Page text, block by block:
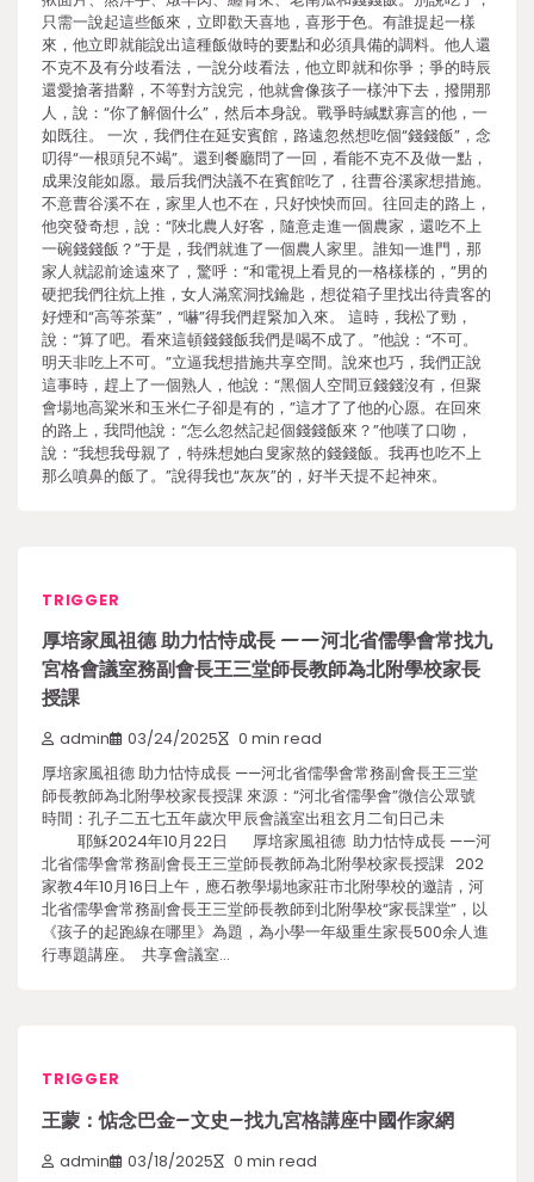
只需一說起這些飯來，立即歡天喜地，喜形于色。有誰提起一樣
來，他立即就能說出這種飯做時的要點和必須具備的調料。他人還
不克不及有分歧看法，一說分歧看法，他立即就和你爭；爭的時辰
還愛搶著措辭，不等對方說完，他就會像孩子一樣沖下去，撥開那
人，說：“你了解個什么”，然后本身說。戰爭時緘默寡言的他，一
如既往。 一次，我們住在延安賓館，路遠忽然想吃個“錢錢飯”，念
叨得“一根頭兒不竭”。還到餐廳問了一回，看能不克不及做一點，
成果沒能如愿。最后我們決議不在賓館吃了，往曹谷溪家想措施。
不意曹谷溪不在，家里人也不在，只好怏怏而回。往回走的路上，
他突發奇想，說：“陜北農人好客，隨意走進一個農家，還吃不上
一碗錢錢飯？”于是，我們就進了一個農人家里。誰知一進門，那
家人就認前途遠來了，驚呼：“和電視上看見的一格樣樣的，”男的
硬把我們往炕上推，女人滿窯洞找鑰匙，想從箱子里找出待貴客的
好煙和“高等茶葉”，“嚇”得我們趕緊加入來。 這時，我松了勁，
說：“算了吧。看來這頓錢錢飯我們是喝不成了。”他說：“不可。
明天非吃上不可。”立逼我想措施共享空間。說來也巧，我們正說
這事時，趕上了一個熟人，他說：“黑個人空間豆錢錢沒有，但聚
會場地高粱米和玉米仁子卻是有的，”這才了了他的心愿。在回來
的路上，我問他說：“怎么忽然記起個錢錢飯來？”他嘆了口吻，
說：“我想我母親了，特殊想她白叟家熬的錢錢飯。我再也吃不上
那么噴鼻的飯了。”說得我也“灰灰”的，好半天提不起神來。
TRIGGER
厚培家風祖德 助力怙恃成長 ——河北省儒學會常找九
宮格會議室務副會長王三堂師長教師為北附學校家長
授課
admin 03/24/2025 0 min read
厚培家風祖德 助力怙恃成長 ——河北省儒學會常務副會長王三堂
師長教師為北附學校家長授課 來源：“河北省儒學會”微信公眾號
時間：孔子二五七五年歲次甲辰會議室出租玄月二旬日己未
耶穌2024年10月22日 厚培家風祖德 助力怙恃成長 ——河
北省儒學會常務副會長王三堂師長教師為北附學校家長授課 202
家教4年10月16日上午，應石教學場地家莊市北附學校的邀請，河
北省儒學會常務副會長王三堂師長教師到北附學校“家長課堂”，以
《孩子的起跑線在哪里》為題，為小學一年級重生家長500余人進
行專題講座。 共享會議室…
TRIGGER
王蒙：惦念巴金–文史–找九宮格講座中國作家網
admin 03/18/2025 0 min read